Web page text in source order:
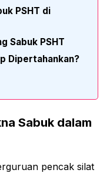
PSHT di
Sabuk PSHT
Dipertahankan?
Sabuk dalam
pencak silat